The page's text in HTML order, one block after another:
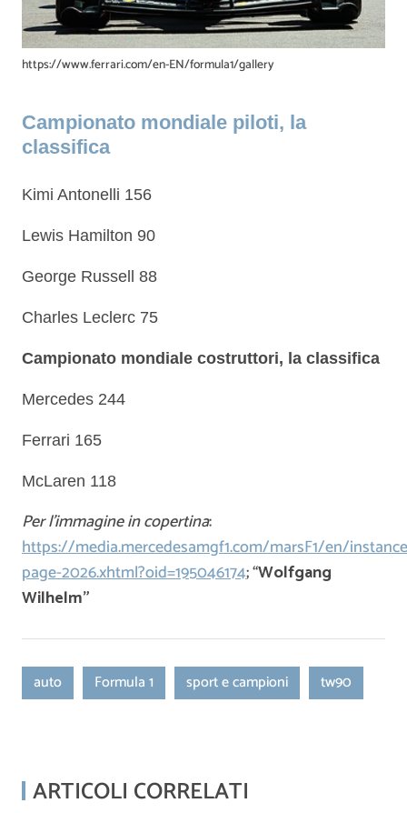
https://www.ferrari.com/en-EN/formula1/gallery
Campionato mondiale piloti, la
classifica
Kimi Antonelli 156
Lewis Hamilton 90
George Russell 88
Charles Leclerc 75
Campionato mondiale costruttori, la classifica
Mercedes 244
Ferrari 165
McLaren 118
Per l’immagine in copertina:
https://media.mercedesamgf1.com/marsF1/en/
page-2026.xhtml?oid=195046174;“Wolfgang
Wilhelm”
auto Formula 1 sport e campioni tw90
ARTICOLI CORRELATI